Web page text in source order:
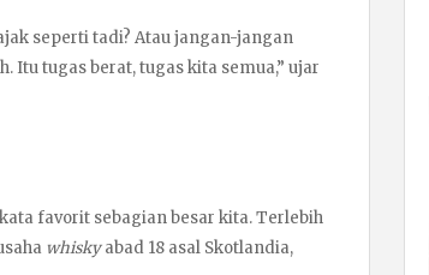
seperti tadi? Atau jangan-jangan
Itu tugas berat, tugas kita semua,” ujar
favorit sebagian besar kita. Terlebih
whiskyabad 18 asal Skotlandia,